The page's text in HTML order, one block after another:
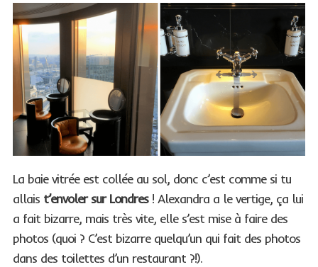
La baie vitrée est collée au sol, donc c’est comme si tu
allais t’envoler sur Londres! Alexandra a le vertige, ça lui
a fait bizarre, mais très vite, elle s’est mise à faire des
photos (quoi ? C’est bizarre quelqu’un qui fait des photos
dans des toilettes d’un restaurant ?!).
S
e
a
c
h
f
r